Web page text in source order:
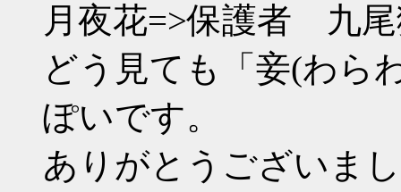
月夜花=>保護者 九
どう見ても「妾(わら
ぽいです。
ありがとうございま